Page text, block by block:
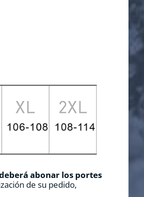
abonar los portes
de su pedido,